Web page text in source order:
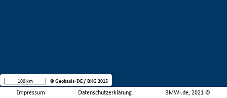
Impressum Datenschutzerklärung BMWi.de, 2021 ©
100 km © Geobasis-DE / BKG 2015